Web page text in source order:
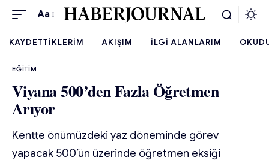
Aa
KAYDETTIKLERIM AKIŞIM İLGI ALANLARIM
EĞITIM
Viyana 500’den Fazla Öğretmen
Arıyor
Kentte önümüzdeki yaz döneminde görev
yapacak 500’ün üzerinde öğretmen eksiği